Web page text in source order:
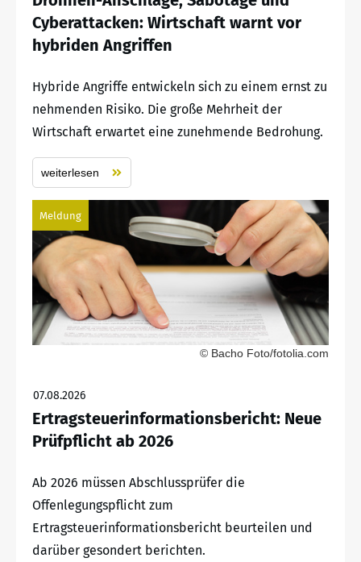
Cyberattacken: Wirtschaft warnt vor
hybriden Angriffen
Hybride Angriffe entwickeln sich zu einem ernst zu
nehmenden Risiko. Die große Mehrheit der
Wirtschaft erwartet eine zunehmende Bedrohung.
weiterlesen
Meldung
© Bacho Foto/fotolia.com
07.08.2026
Ertragsteuerinformationsbericht: Neue
Prüfpflicht ab 2026
Ab 2026 müssen Abschlussprüfer die
Offenlegungspflicht zum
Ertragsteuerinformationsbericht beurteilen und
darüber gesondert berichten.